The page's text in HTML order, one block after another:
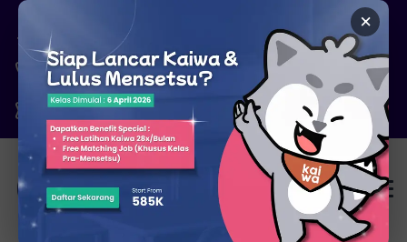
×
Pare, Kediri - Jawa Timur
6287777326344
marketing@kaiwa.id
Login